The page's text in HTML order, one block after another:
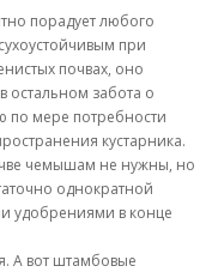
порадует любого
при
почвах, оно
остальном забота о
по мере потребности
кустарника.
чемышам не нужны, но
однократной
удобрениями в конце
А вот штамбовые